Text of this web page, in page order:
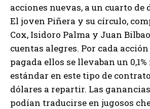
acciones nuevas, a un cuarto de
El joven Piñera y su círculo,
Cox, Isidoro Palma y Juan
cuentas alegres. Por cada
pagada ellos se llevaban un 0,1%
estándar en este tipo de
dólares a repartir. Las
podían traducirse en jugosos